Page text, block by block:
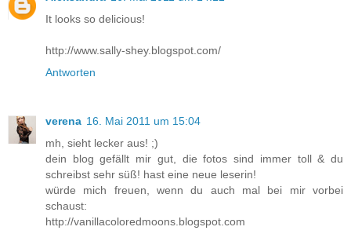
It looks so delicious!
http://www.sally-shey.blogspot.com/
Antworten
verena 16. Mai 2011 um 15:04
mh, sieht lecker aus! ;)
dein blog gefällt mir gut, die fotos sind immer toll & du
schreibst sehr süß! hast eine neue leserin!
würde mich freuen, wenn du auch mal bei mir vorbei
schaust:
http://vanillacoloredmoons.blogspot.com